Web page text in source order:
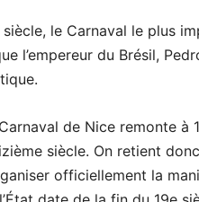
le Carnaval le plus
l’empereur du Brésil,
de Nice remonte à
siècle. On retient
officiellement la